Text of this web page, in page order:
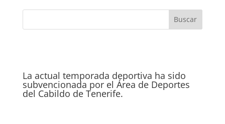
La actual temporada deportiva ha sido
subvencionada por el Área de Deportes
del Cabildo de Tenerife.